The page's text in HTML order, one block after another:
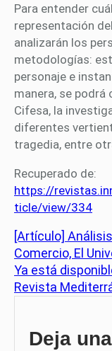
Para entender
representación
analizarán los
metodologías:
personaje e
manera, se
Cifesa, la
diferentes
tragedia, entre
Recuperado de:
https://
ticle/view/334
[Artículo]
Comercio, El
Ya está
Revista
Deja